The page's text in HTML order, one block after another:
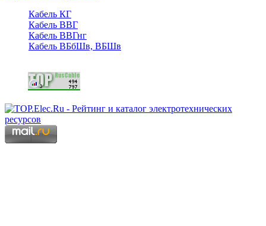
Кабель КГ
Кабель ВВГ
Кабель ВВГнг
Кабель ВБбШв, ВБШв